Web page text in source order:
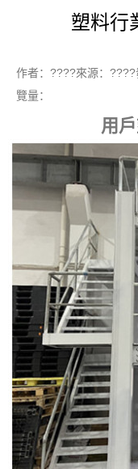
塑料行
作者：????來源：
覽量：
用